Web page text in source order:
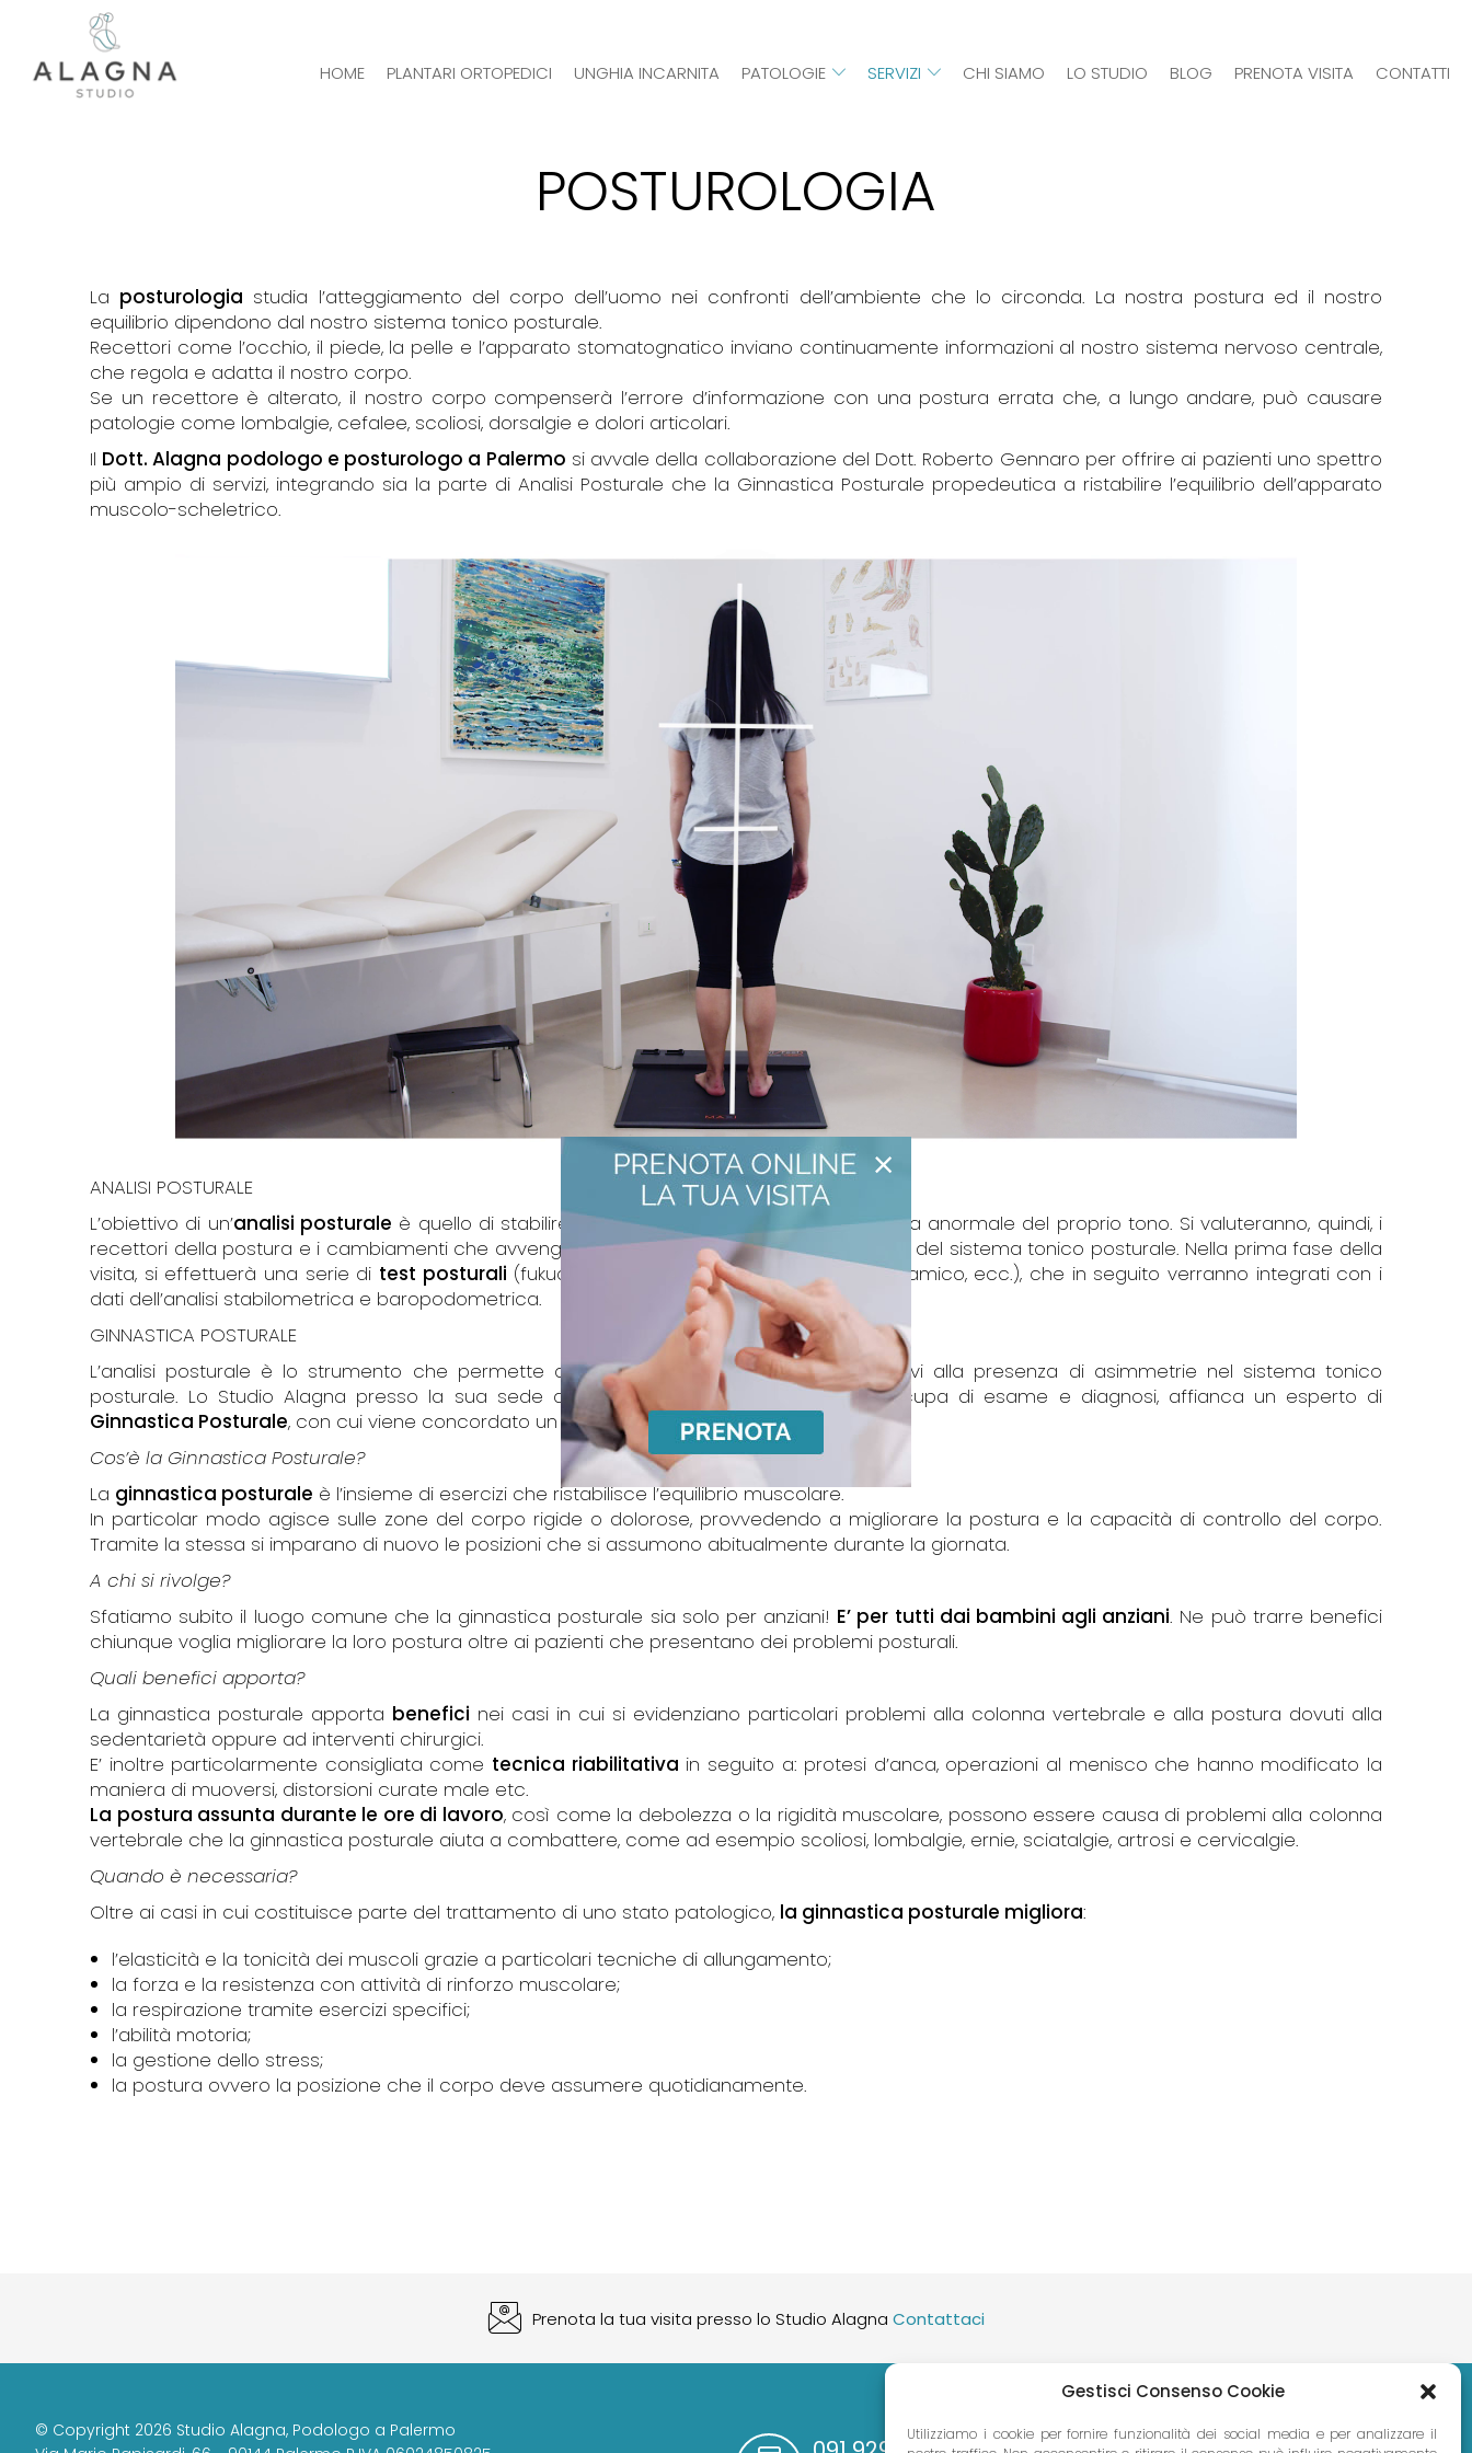
Gestisci Consenso Cookie
Utilizziamo i cookie per fornire funzionalità dei social media e per analizzare il
HOME PLANTARI ORTOPEDICI UNGHIA INCARNITA PATOLOGIE SERVIZI CHI SIAMO LO STUDIO BLOG PRENOTA VISITA CONTATTI
POSTUROLOGIA
La posturologia studia l’atteggiamento del corpo dell’uomo nei confronti dell’ambiente che lo circonda. La nostra postura ed il nostro
equilibrio dipendono dal nostro sistema tonico posturale.
Recettori come l’occhio, il piede, la pelle e l’apparato stomatognatico inviano continuamente informazioni al nostro sistema nervoso centrale,
che regola e adatta il nostro corpo.
Se un recettore è alterato, il nostro corpo compenserà l’errore d’informazione con una postura errata che, a lungo andare, può causare
patologie come lombalgie, cefalee, scoliosi, dorsalgie e dolori articolari.
Il Dott. Alagna podologo e posturologo a Palermo si avvale della collaborazione del Dott. Roberto Gennaro per offrire ai pazienti uno spettro
più ampio di servizi, integrando sia la parte di Analisi Posturale che la Ginnastica Posturale propedeutica a ristabilire l’equilibrio dell’apparato
muscolo-scheletrico.
ANALISI POSTURALE
L’obiettivo di un’analisi posturale è quello di stabilire se il paziente presenta un’asimmetria anormale del proprio tono. Si valuteranno, quindi, i
recettori della postura e i cambiamenti che avvengono andando a manipolare un’entrata del sistema tonico posturale. Nella prima fase della
visita, si effettuerà una serie di test posturali (fukuda, romberg, mcp, stabilità, posturodinamico, ecc.), che in seguito verranno integrati con i
dati dell’analisi stabilometrica e baropodometrica.
GINNASTICA POSTURALE
L’analisi posturale è lo strumento che permette di individuare eventuali problemi relativi alla presenza di asimmetrie nel sistema tonico
posturale. Lo Studio Alagna presso la sua sede di Palermo al posturologo, che si occupa di esame e diagnosi, affianca un esperto di
Ginnastica Posturale, con cui viene concordato un piano personalizzato per il paziente.
Cos’è la Ginnastica Posturale?
La ginnastica posturale è l’insieme di esercizi che ristabilisce l’equilibrio muscolare.
In particolar modo agisce sulle zone del corpo rigide o dolorose, provvedendo a migliorare la postura e la capacità di controllo del corpo.
Tramite la stessa si imparano di nuovo le posizioni che si assumono abitualmente durante la giornata.
A chi si rivolge?
Sfatiamo subito il luogo comune che la ginnastica posturale sia solo per anziani! E’ per tutti dai bambini agli anziani. Ne può trarre benefici
chiunque voglia migliorare la loro postura oltre ai pazienti che presentano dei problemi posturali.
Quali benefici apporta?
La ginnastica posturale apporta benefici nei casi in cui si evidenziano particolari problemi alla colonna vertebrale e alla postura dovuti alla
sedentarietà oppure ad interventi chirurgici.
E’ inoltre particolarmente consigliata come tecnica riabilitativa in seguito a: protesi d’anca, operazioni al menisco che hanno modificato la
maniera di muoversi, distorsioni curate male etc.
La postura assunta durante le ore di lavoro, così come la debolezza o la rigidità muscolare, possono essere causa di problemi alla colonna
vertebrale che la ginnastica posturale aiuta a combattere, come ad esempio scoliosi, lombalgie, ernie, sciatalgie, artrosi e cervicalgie.
Quando è necessaria?
Oltre ai casi in cui costituisce parte del trattamento di uno stato patologico, la ginnastica posturale migliora:
l’elasticità e la tonicità dei muscoli grazie a particolari tecniche di allungamento;
la forza e la resistenza con attività di rinforzo muscolare;
la respirazione tramite esercizi specifici;
l’abilità motoria;
la gestione dello stress;
la postura ovvero la posizione che il corpo deve assumere quotidianamente.
Prenota la tua visita presso lo Studio Alagna Contattaci
© Copyright 2026 Studio Alagna Podologo a Palermo
×